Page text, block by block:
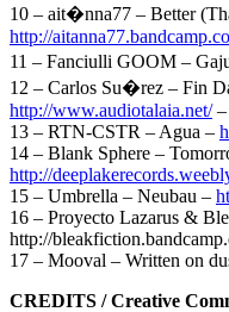
10 – ait�nna77 – Better
http://
11 – Fanciulli GOOM –
12 – Carlos Su�rez – Fin
http://www.audiotalaia.net/–
13 – RTN-CSTR – Agua –
14 – Blank Sphere –
http://
15 – Umbrella – Neubau –
16 – Proyecto Lazarus &
http://
17 – Mooval – Written on
CREDITS / Creative